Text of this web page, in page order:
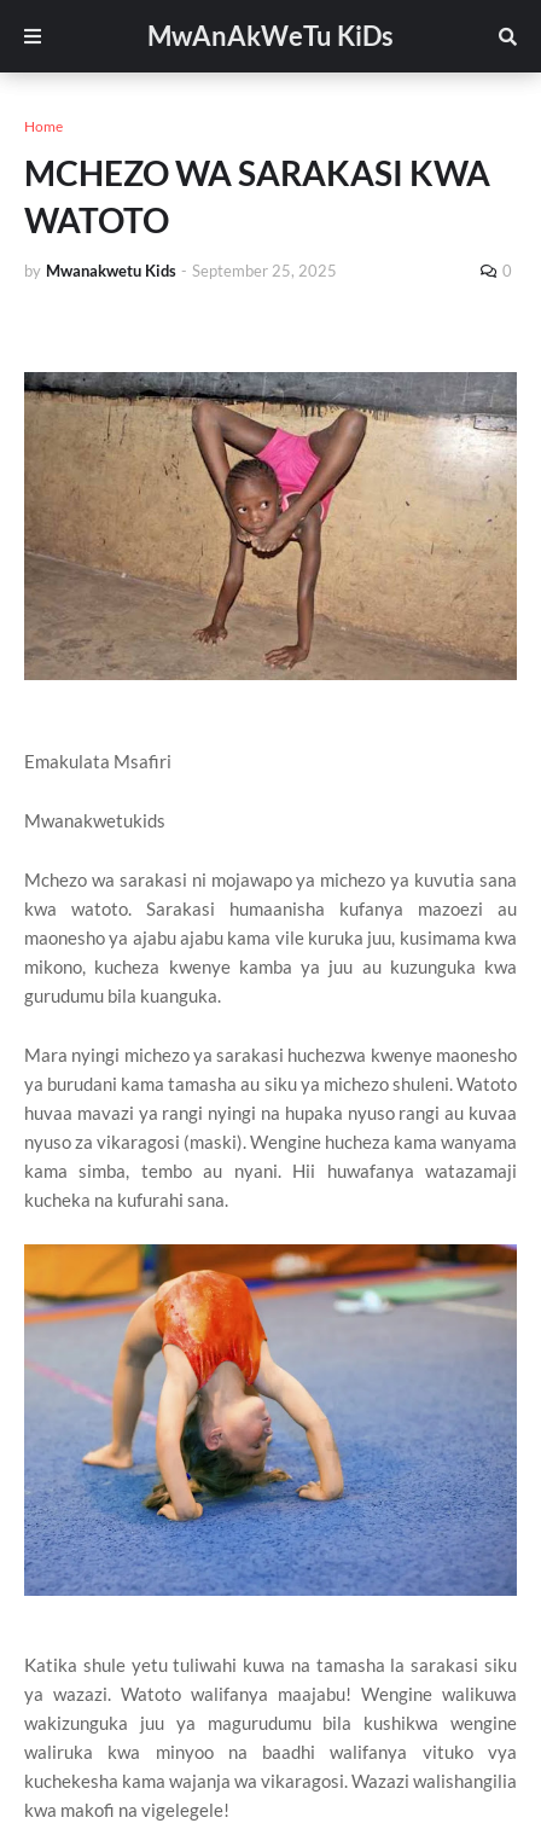
MwAnAkWeTu KiDs
Home
MCHEZO WA SARAKASI KWA
WATOTO
by Mwanakwetu Kids - September 25, 2025 0
Emakulata Msafiri
Mwanakwetukids
Mchezo wa sarakasi ni mojawapo ya michezo ya kuvutia sana
kwa watoto. Sarakasi humaanisha kufanya mazoezi au
maonesho ya ajabu ajabu kama vile kuruka juu, kusimama kwa
mikono, kucheza kwenye kamba ya juu au kuzunguka kwa
gurudumu bila kuanguka.
Mara nyingi michezo ya sarakasi huchezwa kwenye maonesho
ya burudani kama tamasha au siku ya michezo shuleni. Watoto
huvaa mavazi ya rangi nyingi na hupaka nyuso rangi au kuvaa
nyuso za vikaragosi (maski). Wengine hucheza kama wanyama
kama simba, tembo au nyani. Hii huwafanya watazamaji
kucheka na kufurahi sana.
Katika shule yetu tuliwahi kuwa na tamasha la sarakasi siku
ya wazazi. Watoto walifanya maajabu! Wengine walikuwa
wakizunguka juu ya magurudumu bila kushikwa wengine
waliruka kwa minyoo na baadhi walifanya vituko vya
kuchekesha kama wajanja wa vikaragosi. Wazazi walishangilia
kwa makofi na vigelegele!